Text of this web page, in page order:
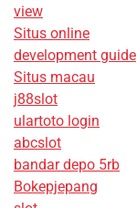
view
Situs online
development guide
Situs macau
j88slot
ulartoto login
abcslot
bandar depo 5rb
Bokepjepang